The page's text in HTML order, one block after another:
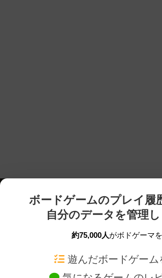
ボードゲームのプレイ履
自分のデータを管理
約75,000人がボドゲーマ
遊んだボードゲーム